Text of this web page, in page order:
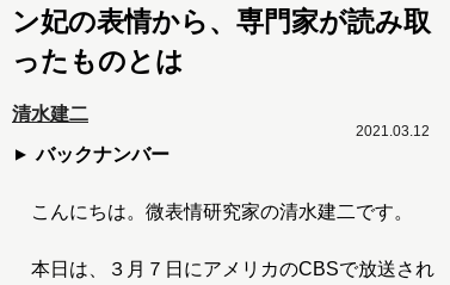
ン妃の表情から、専門家が読み取
ったものとは
清水建二
バックナンバー
2021.03.12
こんにちは。微表情研究家の清水建二です。
本日は、３月７日にアメリカのCBSで放送され